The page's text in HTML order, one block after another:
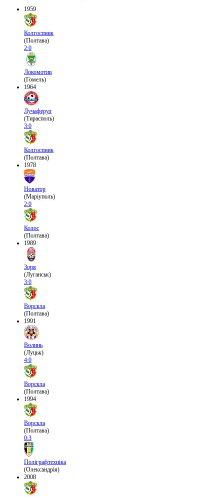
1959
Колгоспник
(Полтава)
2:0
Локомотив
(Гомель)
1964
Лучаферул
(Тирасполь)
3:0
Колгоспник
(Полтава)
1978
Новатор
(Маріуполь)
2:0
Колос
(Полтава)
1989
Зоря
(Луганськ)
3:0
Ворскла
(Полтава)
1991
Волинь
(Луцьк)
4:0
Ворскла
(Полтава)
1994
Ворскла
(Полтава)
0:3
Поліграфтехніка
(Олександрія)
2008